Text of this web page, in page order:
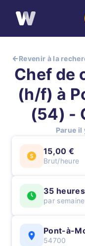
Revenir à la
Chef de
(h/f) à
(54) -
Parue il
15,00 €
Brut/heure
35 heures
par semaine
Pont-à-
54700